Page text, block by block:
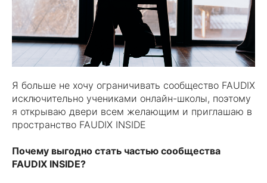
Я больше не хочу ограничивать сообщество FAUDIX
исключительно учениками онлайн-школы, поэтому
я открываю двери всем желающим и приглашаю в
пространство FAUDIX INSIDE
Почему выгодно стать частью сообщества
FAUDIX INSIDE?